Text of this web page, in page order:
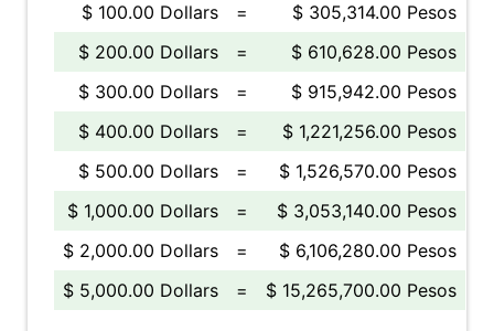
$ 100.00 Dollars
=
$ 305,314.00 Pesos
$ 200.00 Dollars
=
$ 610,628.00 Pesos
$ 300.00 Dollars
=
$ 915,942.00 Pesos
$ 400.00 Dollars
=
$ 1,221,256.00 Pesos
$ 500.00 Dollars
=
$ 1,526,570.00 Pesos
$ 1,000.00 Dollars
=
$ 3,053,140.00 Pesos
$ 2,000.00 Dollars
=
$ 6,106,280.00 Pesos
$ 5,000.00 Dollars
= $ 15,265,700.00 Pesos